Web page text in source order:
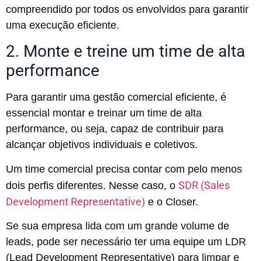
compreendido por todos os envolvidos para garantir
uma execução eficiente.
2. Monte e treine um time de alta
performance
Para garantir uma gestão comercial eficiente, é
essencial montar e treinar um time de alta
performance, ou seja, capaz de contribuir para
alcançar objetivos individuais e coletivos.
Um time comercial precisa contar com pelo menos
dois perfis diferentes. Nesse caso, o SDR (Sales
Development Representative) e o Closer.
Se sua empresa lida com um grande volume de
leads, pode ser necessário ter uma equipe um LDR
(Lead Development Representative) para limpar e